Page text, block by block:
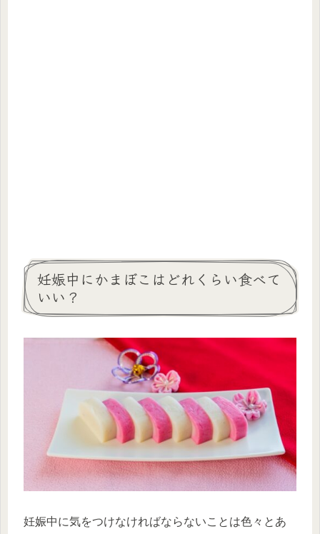
妊娠中にかまぼこはどれくらい食べて
いい？
妊娠中に気をつけなければならないことは色々とあ